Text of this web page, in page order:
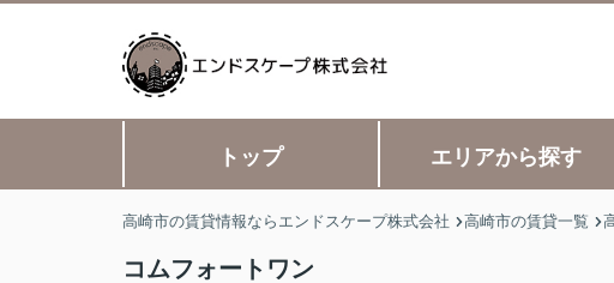
トップ エリアから探す
高崎市の賃貸情報ならエンドスケープ株式会社 高崎市の賃貸一覧
コムフォートワン